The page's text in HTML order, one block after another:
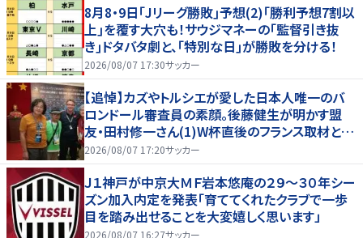
8月8・9日｢Jリーグ勝敗｣予想(2)｢勝利予想7割以
上｣を覆す大穴も！サウジマネーの｢監督引き抜
き｣ドタバタ劇と、｢特別な日｣が勝敗を分ける！
2026/08/07 17:30サッカー
【追悼】カズやトルシエが愛した日本人唯一のバ
ロンドール審査員の素顔。後藤健生が明かす盟
友・田村修一さん(1)W杯直後のフランス取材とオ
マール海老事件
2026/08/07 17:20サッカー
Ｊ１神戸が中京大ＭＦ岩本悠庵の２９～３０年シー
ズン加入内定を発表「育ててくれたクラブで一歩
目を踏み出せることを大変嬉しく思います」
2026/08/07 16:27サッカー